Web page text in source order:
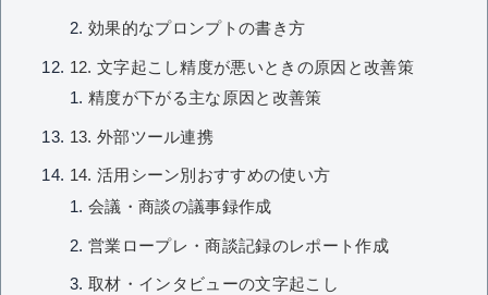
効果的なプロンプトの書き方
12. 文字起こし精度が悪いときの原因と改善策
精度が下がる主な原因と改善策
13. 外部ツール連携
14. 活用シーン別おすすめの使い方
会議・商談の議事録作成
営業ロープレ・商談記録のレポート作成
取材・インタビューの文字起こし